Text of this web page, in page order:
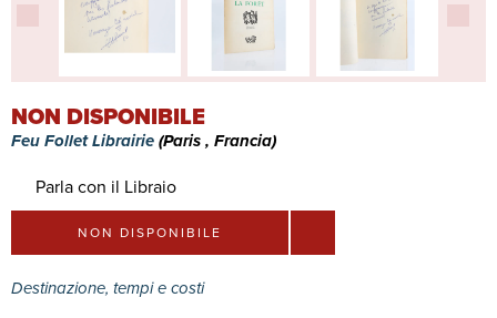
NON DISPONIBILE
Feu Follet Librairie(Paris , Francia)
Parla con il Libraio
NON DISPONIBILE
Destinazione, tempi e costi